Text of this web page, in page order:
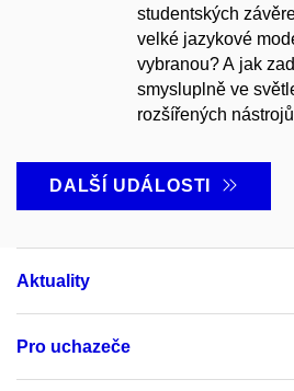
studentských
velké jazykové
vybranou? A jak
smysluplně ve
rozšířených
DALŠÍ UDÁLOSTI
Aktuality
Pro uchazeče